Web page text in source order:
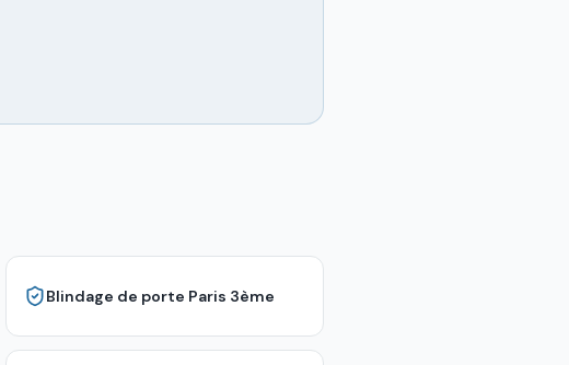
Blindage de porte Paris 3ème